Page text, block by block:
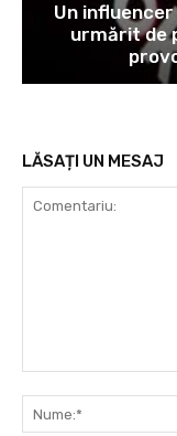
Un
urmărit de
LĂSAȚI UN MESAJ